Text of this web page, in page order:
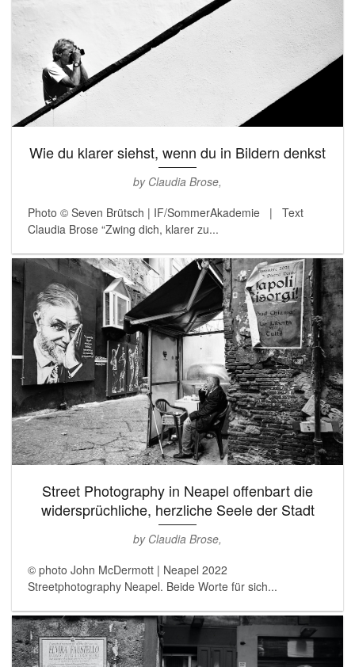
Wie du klarer siehst, wenn du in Bildern denkst
by Claudia Brose,
Photo © Seven Brütsch | IF/SommerAkademie | Text
Claudia Brose “Zwing dich, klarer zu...
Street Photography in Neapel offenbart die
widersprüchliche, herzliche Seele der Stadt
by Claudia Brose,
© photo John McDermott | Neapel 2022
Streetphotography Neapel. Beide Worte für sich...